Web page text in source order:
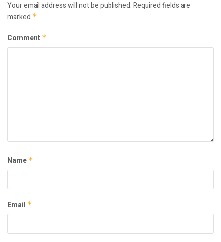
Your email address will not be published.Required fields are
marked *
Comment *
Name *
Email *